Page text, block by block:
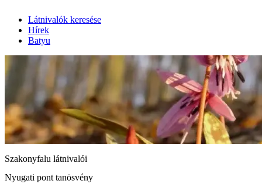
Látnivalók keresése
Hírek
Batyu
Szakonyfalu látnivalói
Nyugati pont tanösvény